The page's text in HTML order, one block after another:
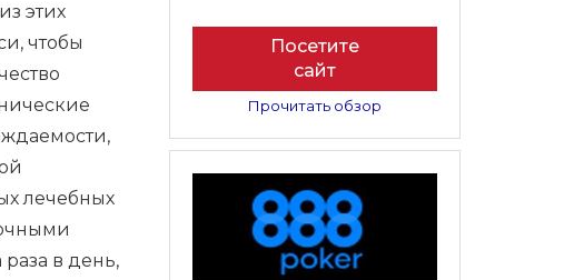
этих
чтобы
лечебных
в день,
Посетите
сайт
Прочитать обзор